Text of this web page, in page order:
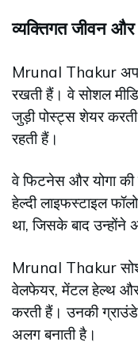
व्यक्तिगत जीवन
Mrunal Thakur
रखती हैं। वे सोशल
जुड़ी पोस्ट्स शेयर
रहती हैं।
वे फिटनेस और योगा की
हेल्दी लाइफस्टाइल
था, जिसके बाद उन्होंने
Mrunal Thakur
वेलफेयर, मेंटल हेल्थ
करती हैं। उनकी
अलग बनाती है।